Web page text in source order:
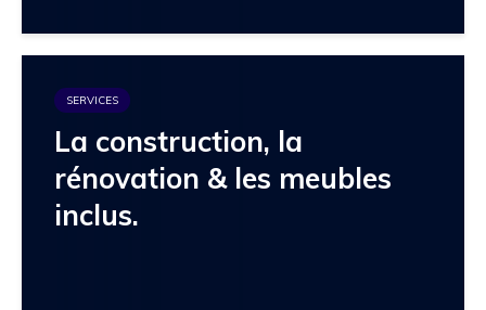
SERVICES
La construction, la
rénovation & les meubles
inclus.